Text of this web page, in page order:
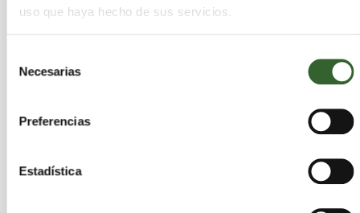
uso que haya hecho de sus servicios.
Necesarias
Preferencias
Estadística
Madrid